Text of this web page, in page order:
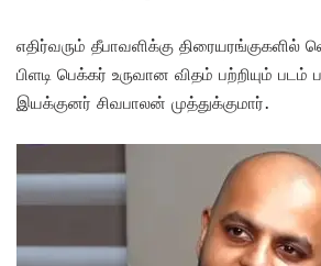
எதிர்வரும் தீபாவளிக்கு திரையரங்குகளில்
பிளடி பெக்கர் உருவான விதம் பற்றியும் படம்
இயக்குனர் சிவபாலன் முத்துக்குமார்.